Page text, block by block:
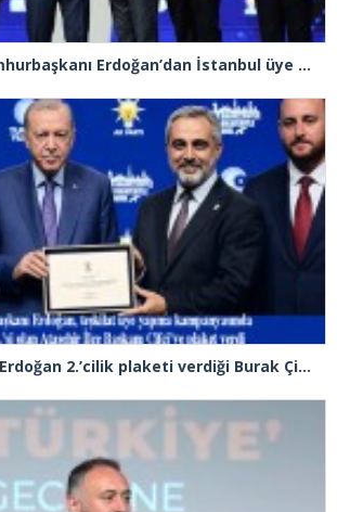
Kasımpaşalı Cumhurbaşkanı Erdoğan’dan İstanbul üye birincisi Beyoğlu İlçe Başkanı Kasım Fırat’a plaket
Cumhurbaşkanı Erdoğan 2.’cilik plaketi verdiği Burak Çifci’den Ataşehir seçimlerini kazanma sözünü aldı